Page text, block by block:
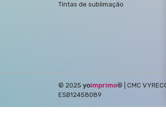
Tintas de sublimação
© 2025 yoimprimo®
| CMC
ESB12458089